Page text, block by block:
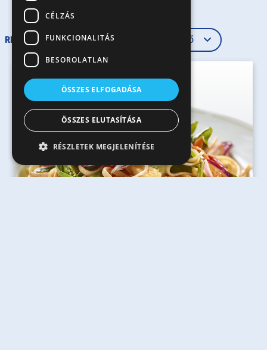
RENDEZÉS
CÉLZÁS
FUNKCIONALITÁS
BESOROLATLAN
ÖSSZES ELFOGADÁSA
ÖSSZES ELUTASÍTÁSA
RÉSZLETEK MEGJELENÍTÉSE